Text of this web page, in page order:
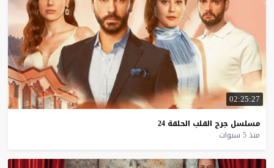
02:25:27
مسلسل جرح القلب الحلقة 24
منذ 5 سنوات